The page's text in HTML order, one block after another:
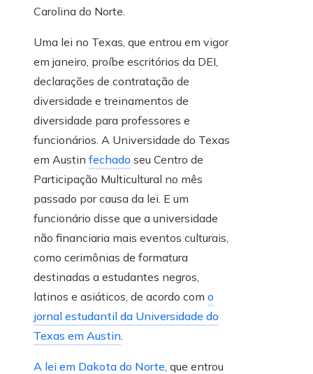
Carolina do Norte.
Uma lei no Texas, que entrou em vigor
em janeiro, proíbe escritórios da DEI,
declarações de contratação de
diversidade e treinamentos de
diversidade para professores e
funcionários. A Universidade do Texas
em Austin fechado seu Centro de
Participação Multicultural no mês
passado por causa da lei. E um
funcionário disse que a universidade
não financiaria mais eventos culturais,
como cerimônias de formatura
destinadas a estudantes negros,
latinos e asiáticos, de acordo com o
jornal estudantil da Universidade do
Texas em Austin.
A lei em Dakota do Norte, que entrou